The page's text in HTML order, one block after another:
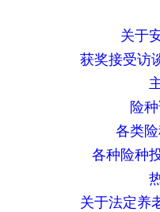
关于
获奖接受访
险
各类
各种险种
关于法定养